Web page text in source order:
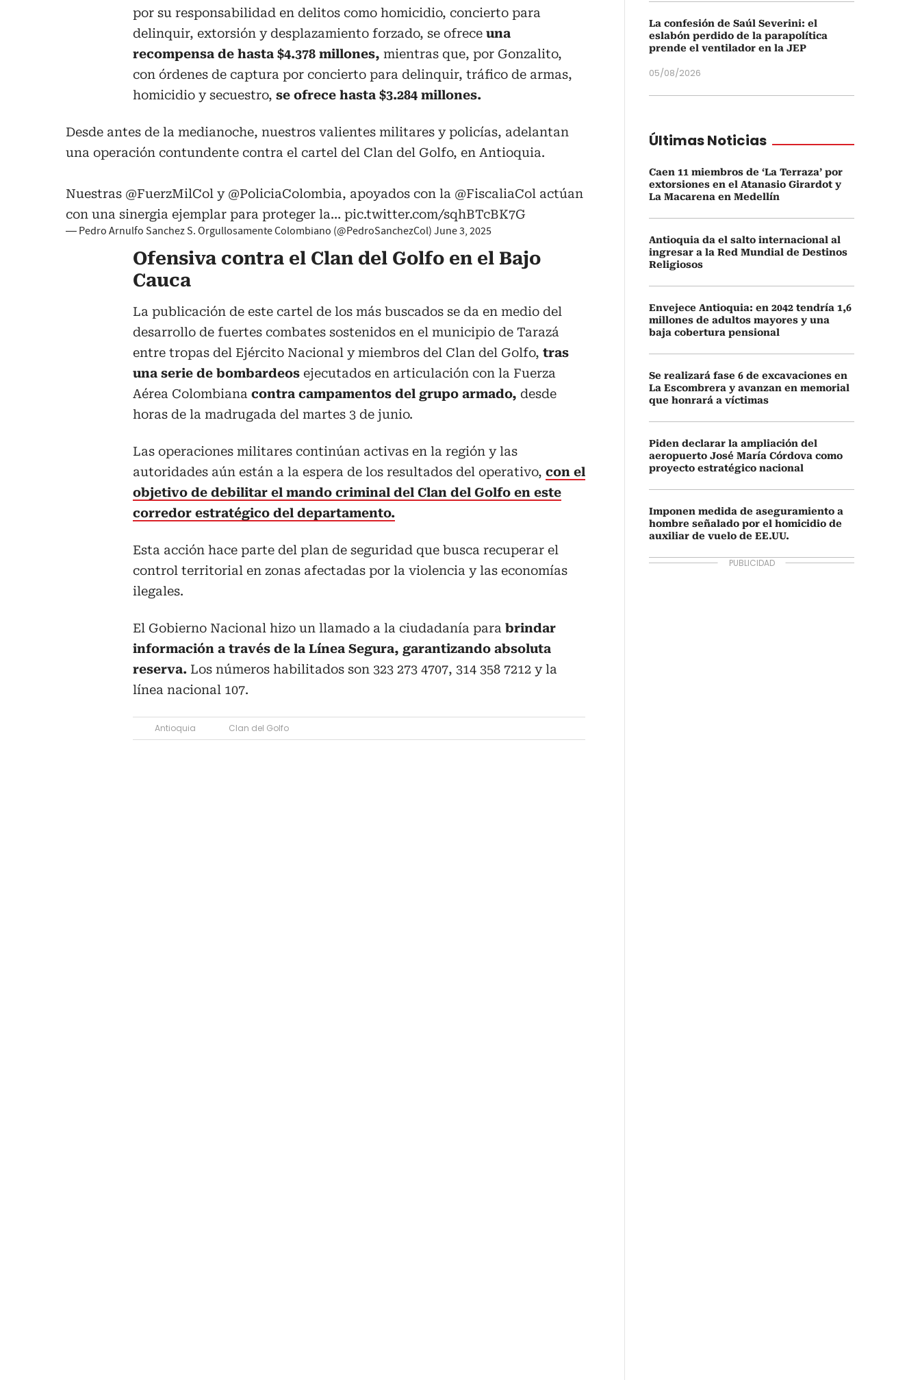
por su responsabilidad en delitos como homicidio, concierto para
delinquir, extorsión y desplazamiento forzado, se ofrece una
recompensa de hasta $4.378 millones, mientras que, por Gonzalito,
con órdenes de captura por concierto para delinquir, tráfico de armas,
homicidio y secuestro, se ofrece hasta $3.284 millones.
Desde antes de la medianoche, nuestros valientes militares y policías, adelantan
una operación contundente contra el cartel del Clan del Golfo, en Antioquia.
Nuestras @FuerzMilCol y @PoliciaColombia, apoyados con la @FiscaliaCol actúan
con una sinergia ejemplar para proteger la… pic.twitter.com/sqhBTcBK7G
— Pedro Arnulfo Sanchez S. Orgullosamente Colombiano (@PedroSanchezCol) June 3, 2025
Ofensiva contra el Clan del Golfo en el Bajo
Cauca
La publicación de este cartel de los más buscados se da en medio del
desarrollo de fuertes combates sostenidos en el municipio de Tarazá
entre tropas del Ejército Nacional y miembros del Clan del Golfo, tras
una serie de bombardeos ejecutados en articulación con la Fuerza
Aérea Colombiana contra campamentos del grupo armado, desde
horas de la madrugada del martes 3 de junio.
Las operaciones militares continúan activas en la región y las
autoridades aún están a la espera de los resultados del operativo, con el
objetivo de debilitar el mando criminal del Clan del Golfo en este
corredor estratégico del departamento.
Esta acción hace parte del plan de seguridad que busca recuperar el
control territorial en zonas afectadas por la violencia y las economías
ilegales.
El Gobierno Nacional hizo un llamado a la ciudadanía para brindar
información a través de la Línea Segura, garantizando absoluta
reserva. Los números habilitados son 323 273 4707, 314 358 7212 y la
línea nacional 107.
Antioquia Clan del Golfo
La confesión de Saúl Severini: el
eslabón perdido de la parapolítica
prende el ventilador en la JEP
05/08/2026
Últimas Noticias
Caen 11 miembros de ‘La Terraza’ por
extorsiones en el Atanasio Girardot y
La Macarena en Medellín
Antioquia da el salto internacional al
ingresar a la Red Mundial de Destinos
Religiosos
Envejece Antioquia: en 2042 tendría 1,6
millones de adultos mayores y una
baja cobertura pensional
Se realizará fase 6 de excavaciones en
La Escombrera y avanzan en memorial
que honrará a víctimas
Piden declarar la ampliación del
aeropuerto José María Córdova como
proyecto estratégico nacional
Imponen medida de aseguramiento a
hombre señalado por el homicidio de
auxiliar de vuelo de EE.UU.